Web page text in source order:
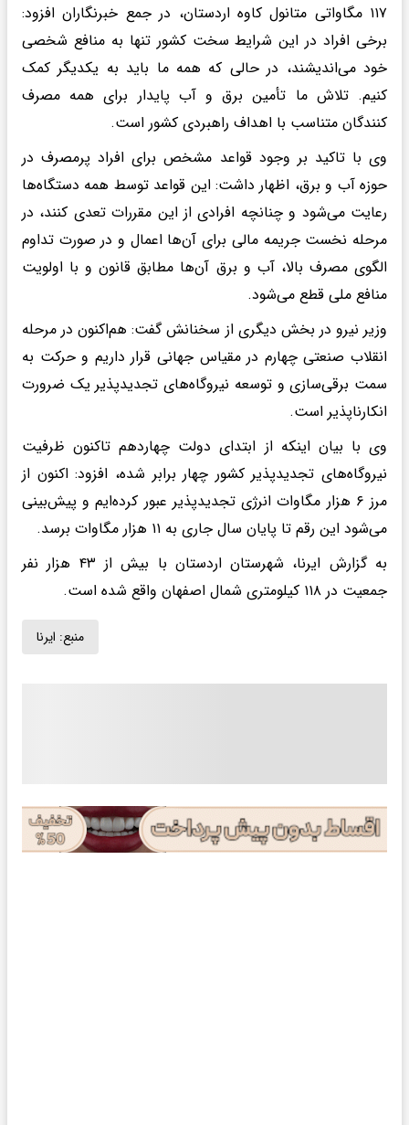
۱۱۷ مگاواتی متانول کاوه اردستان، در جمع خبرنگاران افزود:
برخی افراد در این شرایط سخت کشور تنها به منافع شخصی
خود می‌اندیشند، در حالی که همه ما باید به یکدیگر کمک
کنیم. تلاش ما تأمین برق و آب پایدار برای همه مصرف
کنندگان متناسب با اهداف راهبردی کشور است.
وی با تاکید بر وجود قواعد مشخص برای افراد پرمصرف در
حوزه آب و برق، اظهار داشت: این قواعد توسط همه دستگاه‌ها
رعایت می‌شود و چنانچه افرادی از این مقررات تعدی کنند، در
مرحله نخست جریمه مالی برای آن‌ها اعمال و در صورت تداوم
الگوی مصرف بالا، آب و برق آن‌ها مطابق قانون و با اولویت
منافع ملی قطع می‌شود.
وزیر نیرو در بخش دیگری از سخنانش گفت: هم‌اکنون در مرحله
انقلاب صنعتی چهارم در مقیاس جهانی قرار داریم و حرکت به
سمت برقی‌سازی و توسعه نیروگاه‌های تجدیدپذیر یک ضرورت
انکارناپذیر است.
وی با بیان اینکه از ابتدای دولت چهاردهم تاکنون ظرفیت
نیروگاه‌های تجدیدپذیر کشور چهار برابر شده، افزود: اکنون از
مرز ۶ هزار مگاوات انرژی تجدیدپذیر عبور کرده‌ایم و پیش‌بینی
می‌شود این رقم تا پایان سال جاری به ۱۱ هزار مگاوات برسد.
به گزارش ایرنا، شهرستان اردستان با بیش از ۴۳ هزار نفر
جمعیت در ۱۱۸ کیلومتری شمال اصفهان واقع شده است.
منبع: ایرنا